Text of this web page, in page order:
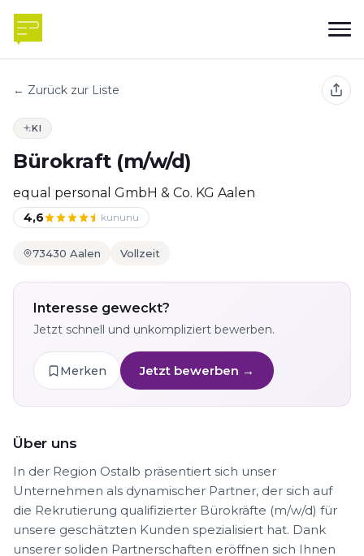
← Zurück zur Liste
KI
Bürokraft (m/w/d)
equal personal GmbH & Co. KG Aalen
4,6 kununu
73430 Aalen Vollzeit
Interesse geweckt?
Jetzt schnell und unkompliziert bewerben.
Merken Jetzt bewerben →
Über uns
In der Region Ostalb präsentiert sich unser
Unternehmen als dynamischer Partner, der sich auf
die Rekrutierung qualifizierter Bürokräfte (m/w/d) für
unsere geschätzten Kunden spezialisiert hat. Dank
unserer soliden Partnerschaften eröffnen sich Ihnen